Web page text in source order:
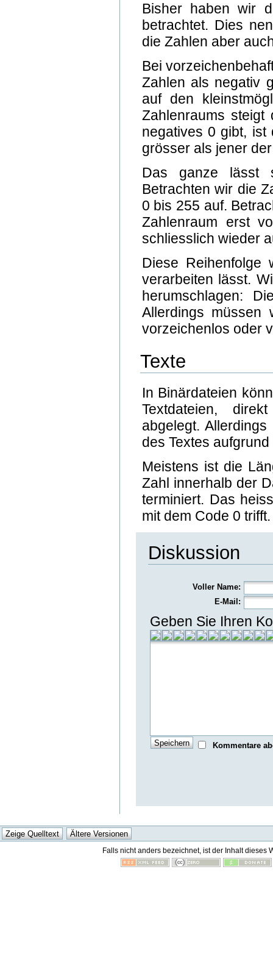
Bisher haben wir
betrachtet. Dies
die Zahlen aber
Bei
Zahlen als negativ
auf den
Zahlenraums
negatives 0 gibt, ist
grösser als jener
Das ganze lässt
Betrachten wir die
0 bis 255 auf.
Zahlenraum erst
schliesslich wieder
Diese Reihenfolge
verarbeiten lässt.
herumschlagen:
Allerdings
vorzeichenlos oder
Texte
In Binärdateien
Textdateien,
abgelegt.
des Textes
Meistens ist die
Zahl innerhalb der
terminiert. Das
mit dem Code 0 trifft.
Diskussion
Voller Name:
E-Mail:
Geben Sie Ihren
Kommentare
Falls nicht anders bezeichnet, ist der Inhalt dieses